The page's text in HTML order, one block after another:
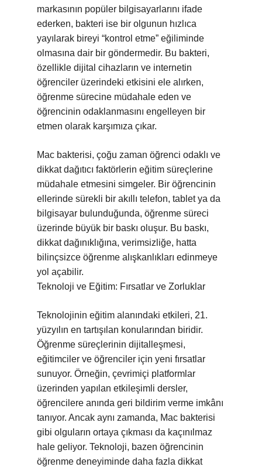
markasının popüler bilgisayarlarını ifade
ederken, bakteri ise bir olgunun hızlıca
yayılarak bireyi “kontrol etme” eğiliminde
olmasına dair bir göndermedir. Bu bakteri,
özellikle dijital cihazların ve internetin
öğrenciler üzerindeki etkisini ele alırken,
öğrenme sürecine müdahale eden ve
öğrencinin odaklanmasını engelleyen bir
etmen olarak karşımıza çıkar.
Mac bakterisi, çoğu zaman öğrenci odaklı ve
dikkat dağıtıcı faktörlerin eğitim süreçlerine
müdahale etmesini simgeler. Bir öğrencinin
ellerinde sürekli bir akıllı telefon, tablet ya da
bilgisayar bulunduğunda, öğrenme süreci
üzerinde büyük bir baskı oluşur. Bu baskı,
dikkat dağınıklığına, verimsizliğe, hatta
bilinçsizce öğrenme alışkanlıkları edinmeye
yol açabilir.
Teknoloji ve Eğitim: Fırsatlar ve Zorluklar
Teknolojinin eğitim alanındaki etkileri, 21.
yüzyılın en tartışılan konularından biridir.
Öğrenme süreçlerinin dijitalleşmesi,
eğitimciler ve öğrenciler için yeni fırsatlar
sunuyor. Örneğin, çevrimiçi platformlar
üzerinden yapılan etkileşimli dersler,
öğrencilere anında geri bildirim verme imkânı
tanıyor. Ancak aynı zamanda, Mac bakterisi
gibi olguların ortaya çıkması da kaçınılmaz
hale geliyor. Teknoloji, bazen öğrencinin
öğrenme deneyiminde daha fazla dikkat